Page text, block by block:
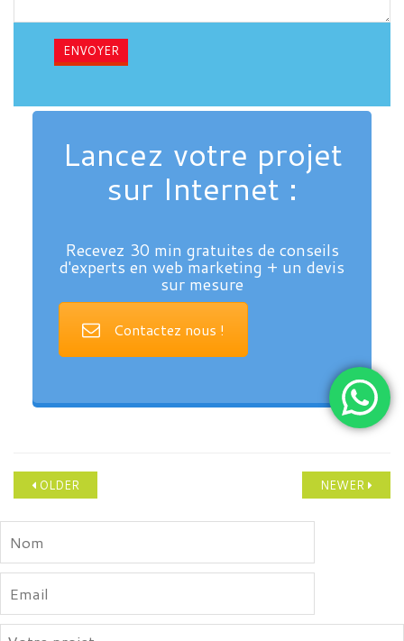
Lancez votre projet
sur Internet :
Recevez 30 min gratuites de conseils
d'experts en web marketing + un devis
sur mesure
Contactez nous !
OLDER NEWER